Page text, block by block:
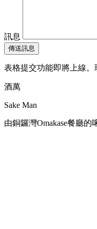
訊息
傳送訊息
表格提交功能即將上線。
酒萬
Sake Man
由銅鑼灣Omakase餐廳